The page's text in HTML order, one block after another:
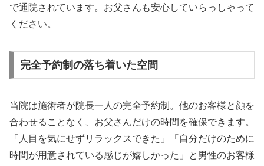
で通院されています。お父さんも安心していらっしゃって
ください。
完全予約制の落ち着いた空間
当院は施術者が院長一人の完全予約制。他のお客様と顔を
合わせることなく、お父さんだけの時間を確保できます。
「人目を気にせずリラックスできた」「自分だけのために
時間が用意されている感じが嬉しかった」と男性のお客様